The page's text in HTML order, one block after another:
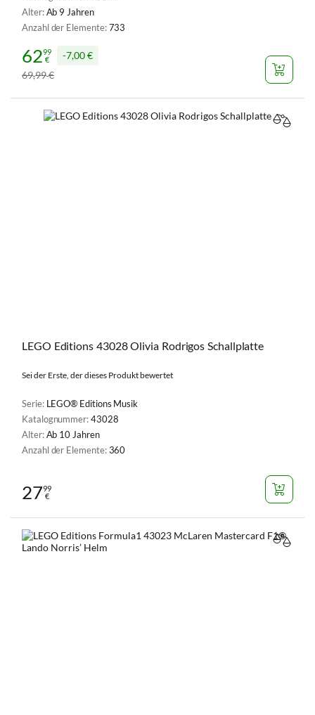
Alter:Ab 9 Jahren
Anzahl der Elemente:733
6299
€
7,00 €
69,99€
LEGO Editions 43028 Olivia Rodrigos Schallplatte
Sei der Erste, der dieses Produkt bewertet
Serie: LEGO® Editions Musik
Katalognummer:43028
Alter:Ab 10 Jahren
Anzahl der Elemente:360
2799
€